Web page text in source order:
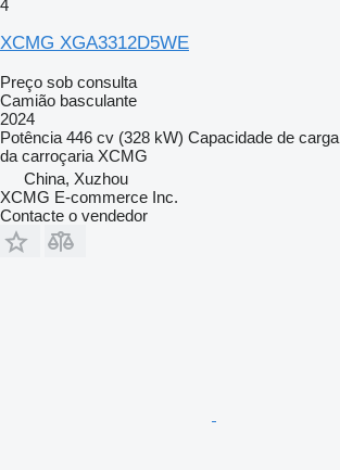
4
XCMG XGA3312D5WE
Preço sob consulta
Camião basculante
2024
Potência 446 cv (328 kW) Capacidade de carga
da carroçaria XCMG
China, Xuzhou
XCMG E-commerce Inc.
Contacte o vendedor